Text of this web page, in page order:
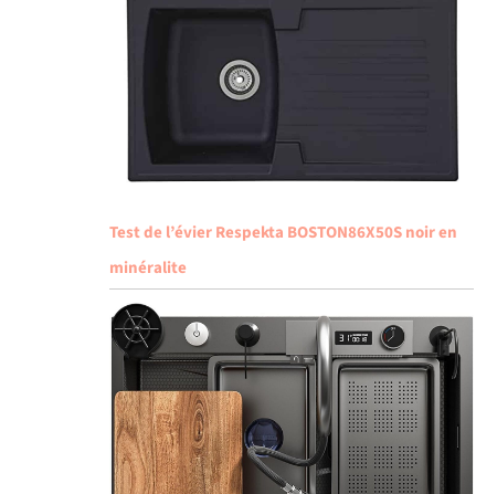
Test de l’évier Respekta BOSTON86X50S noir en
minéralite